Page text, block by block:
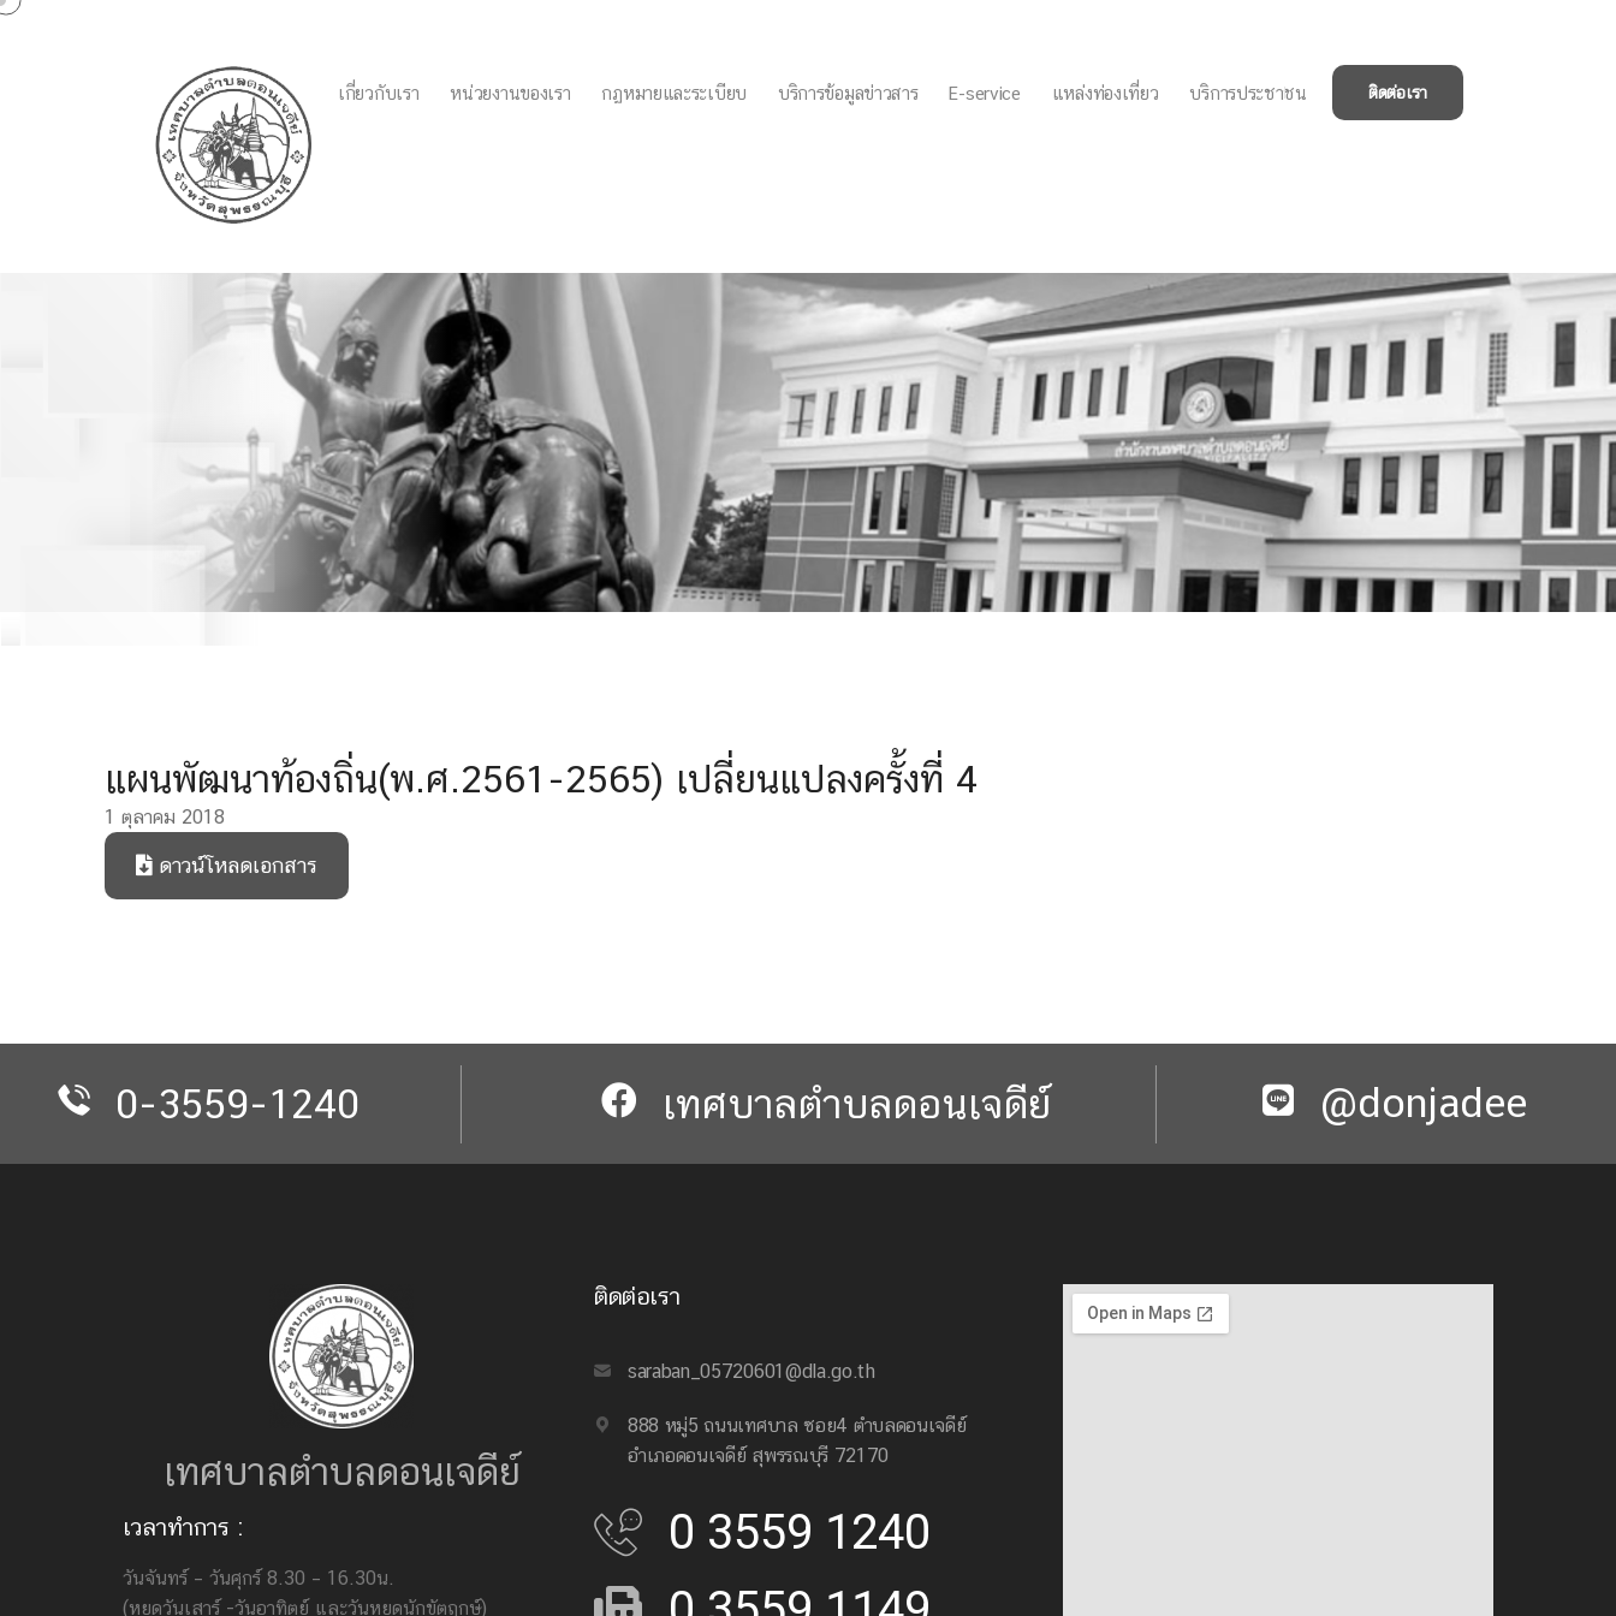
เกี่ยวกับเรา หน่วยงานของเรา กฏหมายและระเบียบ บริการข้อมูลข่าวสาร E-service แหล่งท่องเที่ยว บริการประชาชน ติดต่อเรา
แผนพัฒนาท้องถิ่น(พ.ศ.2561-2565) เปลี่ยนแปลงครั้งที่ 4
แผนพัฒนาท้องถิ่น(พ.ศ.2561-2565) เปลี่ยนแปลงครั้งที่ 4
1 ตุลาคม 2018
ดาวน์โหลดเอกสาร
0-3559-1240 เทศบาลตำบลดอนเจดีย์​​ @donjadee​
เทศบาลตำบลดอนเจดีย์
เวลาทำการ :
วันจันทร์ – วันศุกร์ 8.30 – 16.30น.
(หยุดวันเสาร์ -วันอาทิตย์ และวันหยุดนักขัตฤกษ์)
ติดต่อเรา
saraban_05720601@dla.go.th
888 หมู่5 ถนนเทศบาล ซอย4 ตำบลดอนเจดีย์
อำเภอดอนเจดีย์ สุพรรณบุรี 72170
0 3559 1240